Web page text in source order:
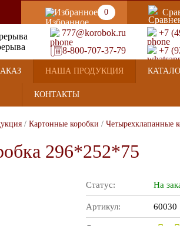
Избранное 0
777@korobok.ru
+7
8-800-707-37-79
+7
НАША ПРОДУКЦИЯ
КОНТАКТЫ
/ Картонные коробки / Четырехклапанные
296*252*75
Статус: На
Артикул: 60030